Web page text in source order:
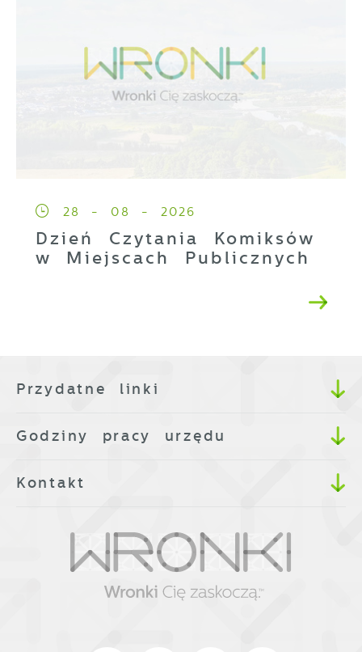
28 - 08 - 2026
Dzień Czytania Komiksów
w Miejscach Publicznych
Przydatne linki
Godziny pracy urzędu
Kontakt